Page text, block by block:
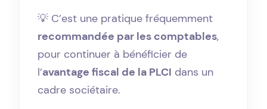
💡 C’est une pratique fréquemment
recommandée par les comptables,
pour continuer à bénéficier de
l’avantage fiscal de la PLCI dans un
cadre sociétaire.